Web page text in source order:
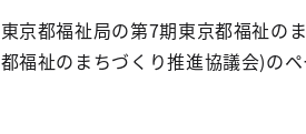
東京都福祉局の第7期東京都福祉の
都福祉のまちづくり推進協議会)のペ